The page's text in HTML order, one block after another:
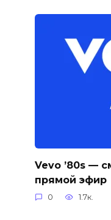
Vevo ’80s —
прямой эфир
0 1.7к.